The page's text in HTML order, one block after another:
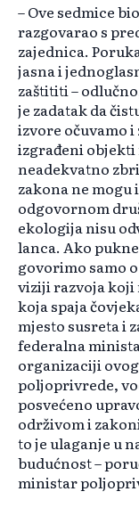
– Ove sedmice
razgovarao s
zajednica.
jasna i
zaštititi– odlu
je zadatak da
izvore očuvamo
izgrađeni
neadekvatno
zakona ne mogu
odgovornom
ekologija nisu
lanca. Ako
govorimo samo
viziji razvoja koji
koja spaja
mjesto susreta i
federalna
organizaciji
poljoprivrede,
posvećeno
održivom i
to je ulaganje u
budućnost– poru
ministar